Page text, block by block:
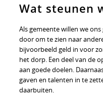
Wat steunen
Als gemeente willen we
door om te zien naar
bijvoorbeeld geld in voor
het dorp. Een deel van de
aan goede doelen.
gaven en talenten in te
daarbuiten.